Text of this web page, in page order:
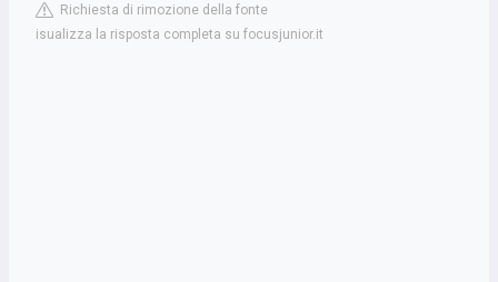
Richiesta di rimozione della fonte
isualizza la risposta completa su focusjunior.it